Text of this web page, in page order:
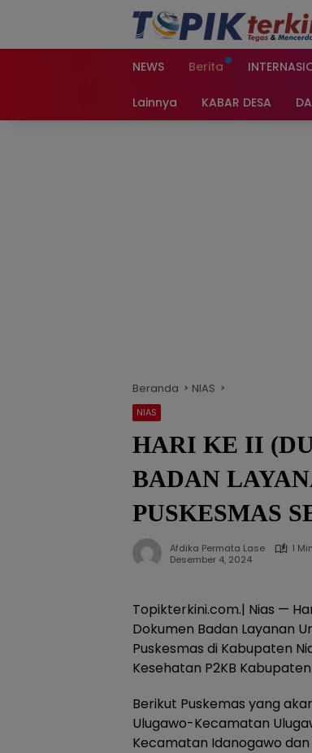
NEWS
Berita
Lainnya KABAR DESA
Beranda NIAS
NIAS
HARI KE II
BADAN
PUSKESMAS
Afdika Permata Lase
1
Desember 4, 2024
Topikterkini.com.| Nias —
Dokumen Badan Layanan
Puskesmas di Kabupaten
Kesehatan P2KB
Berikut Puskemas yang
Ulugawo-Kecamatan
Kecamatan Idanogawo dan